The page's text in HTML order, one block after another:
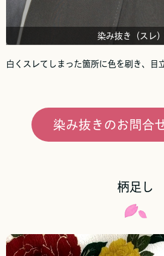
染み抜き（スレ
白くスレてしまった箇所に色を刷き、目
染み抜きのお問合
柄足し